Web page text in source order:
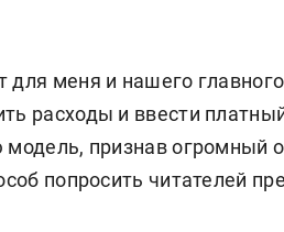
для меня и нашего
расходы и ввести
признав огромный
попросить читателей